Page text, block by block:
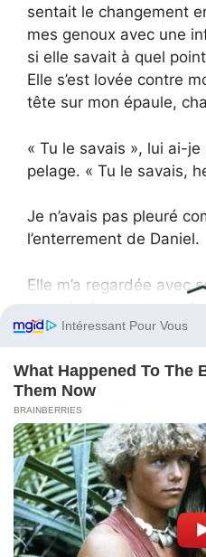
sentait le changement
mes genoux avec une
si elle savait à quel
Elle s’est lovée contre
tête sur mon épaule,
« Tu le savais », lui ai-
pelage. « Tu le savais,
Je n’avais pas pleuré
l’enterrement de Daniel.
Elle m’a regardée avec
le sol. Son regard ne
« C’est lui qui t’a
en faisant glisser ma
lentement, en
pas bruyamment. Mais
envoyée jusqu’à nous. »
La vérité s’est déposée